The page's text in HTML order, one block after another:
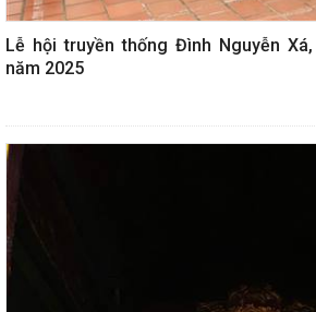
Lễ hội truyền thống Đình Nguyễn
năm 2025